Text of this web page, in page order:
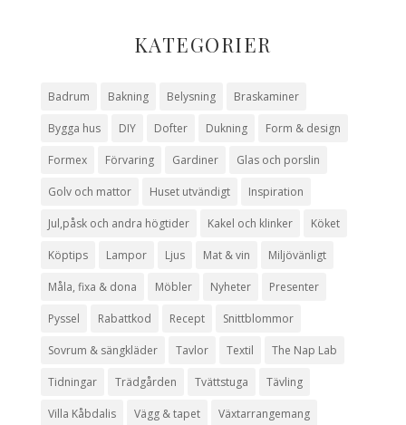
KATEGORIER
Badrum Bakning Belysning Braskaminer
Bygga hus DIY Dofter Dukning Form & design
Formex Förvaring Gardiner Glas och porslin
Golv och mattor Huset utvändigt Inspiration
Jul,påsk och andra högtider Kakel och klinker Köket
Köptips Lampor Ljus Mat & vin Miljövänligt
Måla, fixa & dona Möbler Nyheter Presenter
Pyssel Rabattkod Recept Snittblommor
Sovrum & sängkläder Tavlor Textil The Nap Lab
Tidningar Trädgården Tvättstuga Tävling
Villa Kåbdalis Vägg & tapet Växtarrangemang